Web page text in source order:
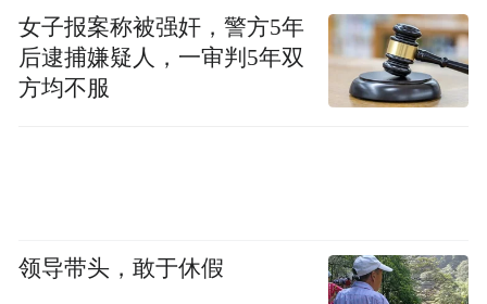
女子报案称被强奸，警方5年
后逮捕嫌疑人，一审判5年双
方均不服
领导带头，敢于休假